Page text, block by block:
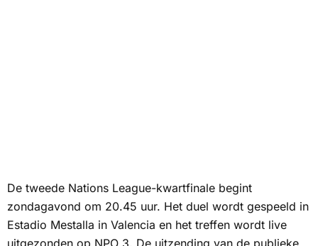
De tweede Nations League-kwartfinale begint
zondagavond om 20.45 uur. Het duel wordt gespeeld in
Estadio Mestalla in Valencia en het treffen wordt live
uitgezonden op NPO 3. De uitzending van de publieke